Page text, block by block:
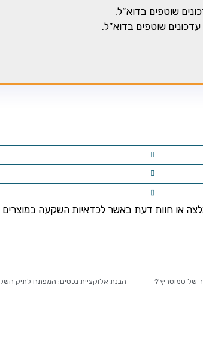
שוטפים בדוא”ל.
שוטפים בדוא”ל.
או חוות דעת באשר לכדאיות השקעה במוצרים
של סמוטריץ'? הבנת אלוקציית נכסים: המפתח לתיק